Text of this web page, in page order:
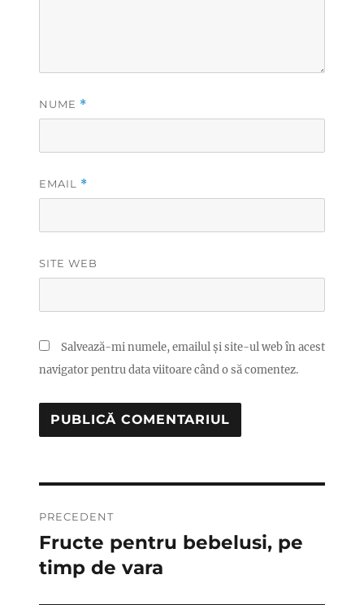
NUME *
EMAIL *
SITE WEB
Salvează-mi numele, emailul și site-ul web în acest
navigator pentru data viitoare când o să comentez.
în
articole
PRECEDENT
Articolul
anterior:
Fructe pentru bebelusi, pe
timp de vara